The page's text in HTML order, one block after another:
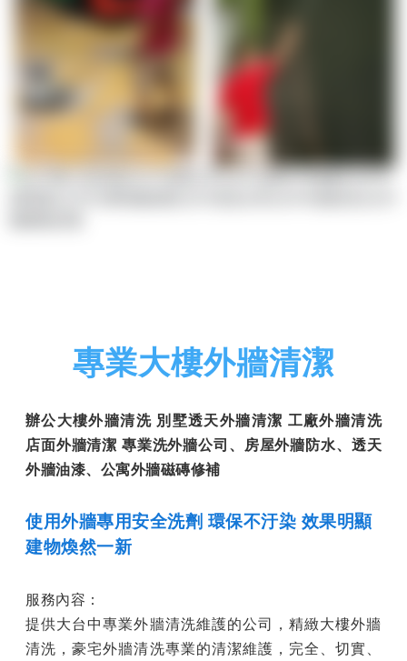
專業大樓外牆清潔
辦公大樓外牆清洗 別墅透天外牆清潔 工廠外牆清洗
店面外牆清潔 專業洗外牆公司、房屋外牆防水、透天
外牆油漆、公寓外牆磁磚修補
使用外牆專用安全洗劑 環保不汙染 效果明顯
建物煥然一新
服務內容：
提供大台中專業外牆清洗維護的公司，精緻大樓外牆
清洗，豪宅外牆清洗專業的清潔維護，完全、切實、